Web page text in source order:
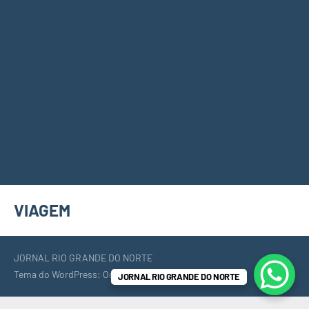
VIAGEM
JORNAL RIO GRANDE DO NORTE
Tema do WordPress: Occasio by ThemeZee.
JORNAL RIO GRANDE DO NORTE